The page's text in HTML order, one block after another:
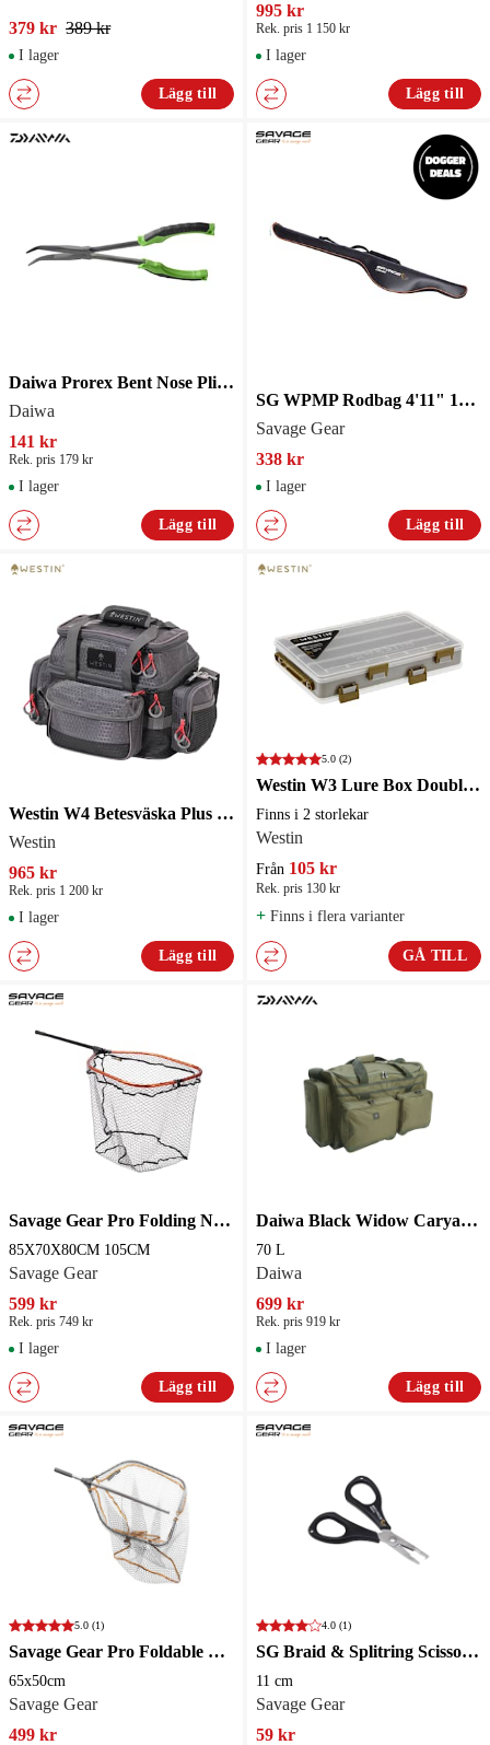
379 kr 389 kr
I lager
Lägg till
995 kr
Rek. pris 1 150 kr
I lager
Lägg till
Daiwa Prorex Bent Nose Pliers
Daiwa
141 kr
Rek. pris 179 kr
I lager
Lägg till
SG WPMP Rodbag 4'11" 150 cm 1 Rod
Savage Gear
338 kr
I lager
Lägg till
Westin W4 Betesväska Plus 4 Boxes Small Titanium Black
Westin
965 kr
Rek. pris 1 200 kr
I lager
Lägg till
5.0 (2)
Westin W3 Lure Box Double sided S8
Finns i 2 storlekar
Westin
Från 105 kr
Rek. pris 130 kr
+ Finns i flera varianter
GÅ TILL
Savage Gear Pro Folding Net DLX XL Predatorhåv
85X70X80CM 105CM
Savage Gear
599 kr
Rek. pris 749 kr
I lager
Lägg till
Daiwa Black Widow Caryall 70 L
70 L
Daiwa
699 kr
Rek. pris 919 kr
I lager
Lägg till
5.0 (1)
Savage Gear Pro Foldable Landing Net Large Predatorhåv
65x50cm
Savage Gear
499 kr
4.0 (1)
SG Braid & Splitring Scissors 11 cm
11 cm
Savage Gear
59 kr